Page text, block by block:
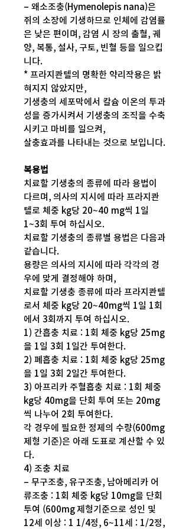
– 왜소조충(Hymenolepis nana)은
쥐의 소장에 기생하므로 인체에 감염률
은 낮은 편이며, 감염 시 장의 출혈, 궤
양, 복통, 설사, 구토, 빈혈 등을 일으킵
니다.
* 프라지콴텔의 명확한 약리작용은 밝
혀지지 않았지만,
기생충의 세포막에서 칼슘 이온의 투과
성을 증가시켜서 기생충의 조직을 수축
시키고 마비를 일으켜,
살충효과를 나타내는 것으로 보입니다.
복용법
치료할 기생충의 종류에 따라 용법이
다르며, 의사의 지시에 따라 프라지콴
텔로 체중 kg당 20~40 mg씩 1일
1~3회 투여 하십시오.
치료할 기생충의 종류별 용법은 다음과
같습니다.
용량은 의사의 지시에 따라 각각의 경
우에 맞게 결정해야 하며,
치료할 기생충 종류에 따라 프라지콴텔
로서 체중 kg당 20~40mg씩 1일 1회
에서 3회까지 투여 하십시오.
1) 간흡충 치료 : 1회 체중 kg당 25mg
을 1일 3회 1일간 투여한다.
2) 폐흡충 치료 : 1회 체중 kg당 25mg
을 1일 3회 2일간 투여한다.
3) 아프리카 주혈흡충 치료 : 1회 체중
kg당 40mg을 단회 투여 또는 20mg
씩 나누어 2회 투여한다.
각 경우에 필요한 정제의 수량(600mg
제형 기준)은 아래 도표로 계산할 수 있
다.
4) 조충 치료
– 무구조충, 유구조충, 남아메리카 어
류조충 : 1회 체중 kg당 10mg을 단회
투여 (600mg 제형기준으로 성인 및
12세 이상 : 1 1/4정, 6~11세 : 1/2정,